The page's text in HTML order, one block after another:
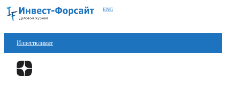
ENG
Инвестклимат
Финансы